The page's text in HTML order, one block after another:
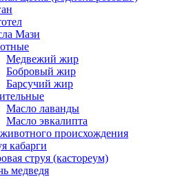
Мази
Медвежий жир
Бобровый жир
Барсучий жир
Масло лаванды
Масло эвкалипта
происхождения
кабарги
струя (кастореум)
медведя